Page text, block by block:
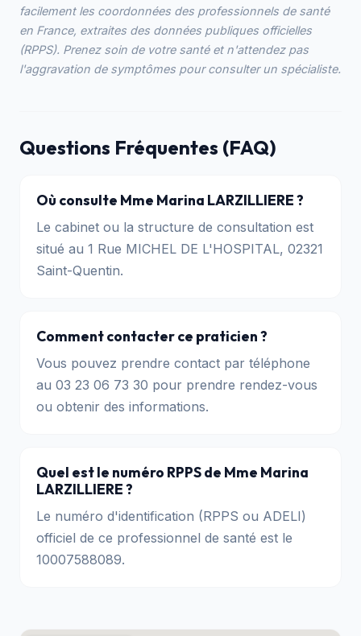
facilement les coordonnées des professionnels de santé
en France, extraites des données publiques officielles
(RPPS). Prenez soin de votre santé et n'attendez pas
l'aggravation de symptômes pour consulter un spécialiste.
Questions Fréquentes (FAQ)
Où consulte Mme Marina LARZILLIERE ?
Le cabinet ou la structure de consultation est
situé au 1 Rue MICHEL DE L'HOSPITAL, 02321
Saint-Quentin.
Comment contacter ce praticien ?
Vous pouvez prendre contact par téléphone
au 03 23 06 73 30 pour prendre rendez-vous
ou obtenir des informations.
Quel est le numéro RPPS de Mme Marina
LARZILLIERE ?
Le numéro d'identification (RPPS ou ADELI)
officiel de ce professionnel de santé est le
10007588089.